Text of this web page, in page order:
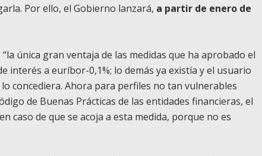
Por ello, el Gobierno lanzará, a partir de enero de
única gran ventaja de las medidas que ha aprobado el
interés a euríbor-0,1%; lo demás ya existía y el usuario
concediera. Ahora para perfiles no tan vulnerables
de Buenas Prácticas de las entidades financieras, el
caso de que se acoja a esta medida, porque no es